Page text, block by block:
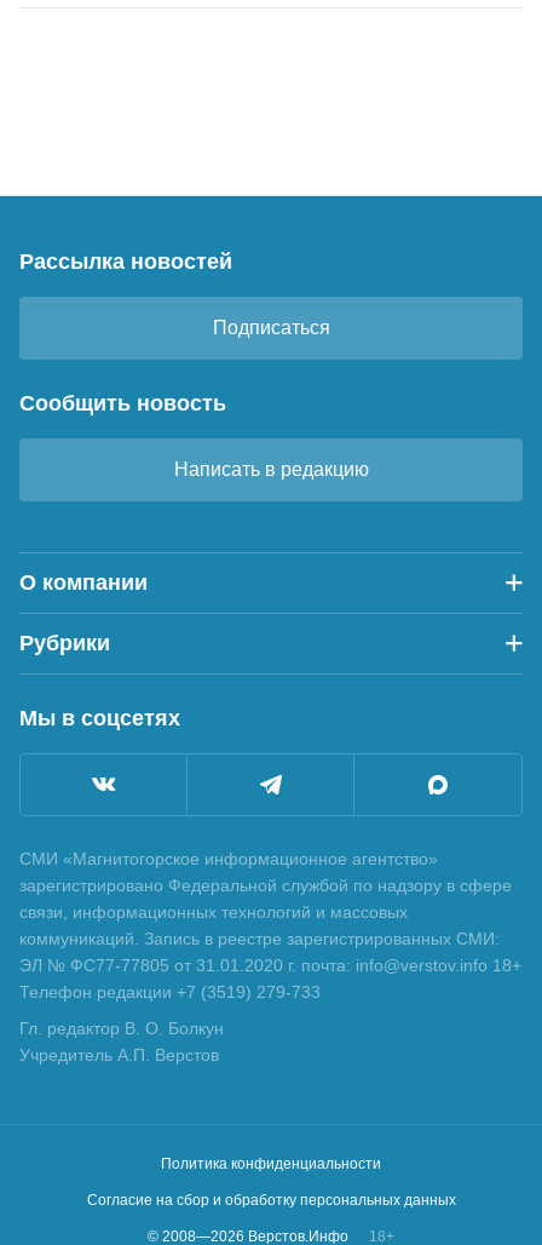
Рассылка новостей
Подписаться
Сообщить новость
Написать в редакцию
О компании
Рубрики
Мы в соцсетях
СМИ «Магнитогорское информационное агентство»
зарегистрировано Федеральной службой по надзору в сфере
связи, информационных технологий и массовых
коммуникаций. Запись в реестре зарегистрированных СМИ:
ЭЛ № ФС77-77805 от 31.01.2020 г. почта: info@verstov.info 18+
Телефон редакции +7 (3519) 279-733
Гл. редактор В. О. Болкун
Учредитель А.П. Верстов
Политика конфиденциальности
Согласие на сбор и обработку персональных данных
© 2008—2026 Верстов.Инфо 18+